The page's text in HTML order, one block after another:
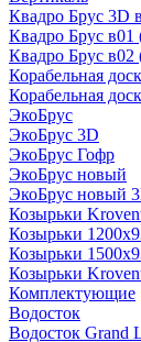
Квадро Брус 3D
Квадро Брус в01
Квадро Брус
Корабельная
Корабельная
ЭкоБрус
ЭкоБрус 3D
ЭкоБрус Гофр
ЭкоБрус новый
ЭкоБрус новый
Козырьки
Козырьки
Козырьки
Козырьки
Комплектующие
Водосток
Водосток Grand